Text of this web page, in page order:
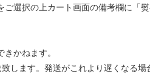
選択の上カート画面の備考欄に「熨
かねます。
します。発送がこれより遅くなる場